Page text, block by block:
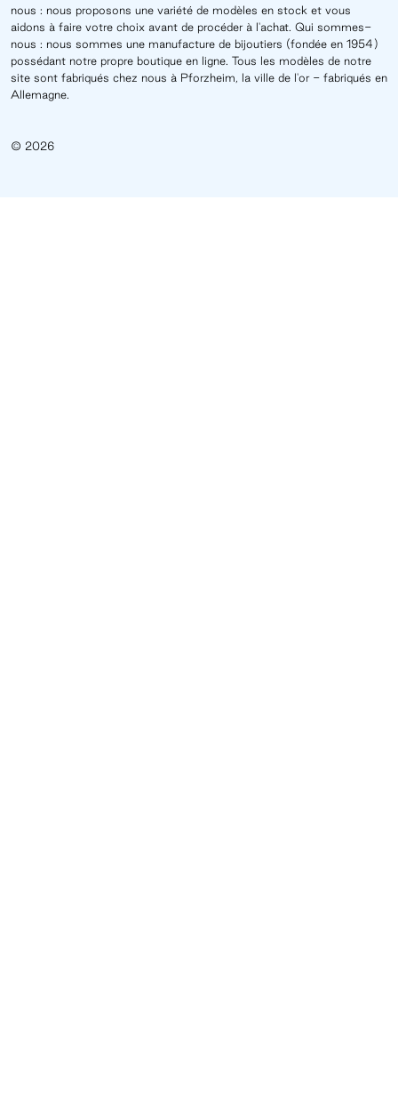
nous : nous proposons une variété de modèles en stock et vous
aidons à faire votre choix avant de procéder à l'achat. Qui sommes-
nous : nous sommes une manufacture de bijoutiers (fondée en 1954)
possédant notre propre boutique en ligne. Tous les modèles de notre
site sont fabriqués chez nous à Pforzheim, la ville de l'or - fabriqués en
Allemagne.
© 2026